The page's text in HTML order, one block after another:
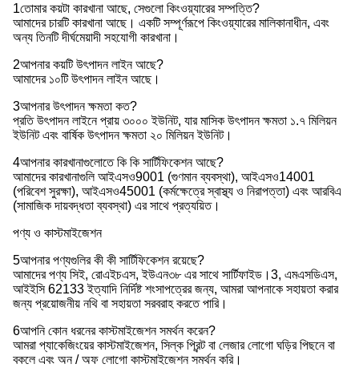
1তোমার কয়টা কারখানা আছে, সেগুলো কিংওয়্যারের সম্পত্তি?
আমাদের চারটি কারখানা আছে। একটি সম্পূর্ণরূপে কিংওয়্যারের মালিকানাধীন, এবং
অন্য তিনটি দীর্ঘমেয়াদী সহযোগী কারখানা।
2আপনার কয়টি উৎপাদন লাইন আছে?
আমাদের ১০টি উৎপাদন লাইন আছে।
3আপনার উৎপাদন ক্ষমতা কত?
প্রতি উৎপাদন লাইনে প্রায় ৩০০০ ইউনিট, যার মাসিক উৎপাদন ক্ষমতা ১.৭ মিলিয়ন
ইউনিট এবং বার্ষিক উৎপাদন ক্ষমতা ২০ মিলিয়ন ইউনিট।
4আপনার কারখানাগুলোতে কি কি সার্টিফিকেশন আছে?
আমাদের কারখানাগুলি আইএসও9001 (গুণমান ব্যবস্থা), আইএসও14001
(পরিবেশ সুরক্ষা), আইএসও45001 (কর্মক্ষেত্রে স্বাস্থ্য ও নিরাপত্তা) এবং আরবিএ
(সামাজিক দায়বদ্ধতা ব্যবস্থা) এর সাথে প্রত্যয়িত।
পণ্য ও কাস্টমাইজেশন
5আপনার পণ্যগুলির কী কী সার্টিফিকেশন রয়েছে?
আমাদের পণ্য সিই, রোএইচএস, ইউএন৩৮ এর সাথে সার্টিফাইড।3, এমএসডিএস,
আইইসি 62133 ইত্যাদি নির্দিষ্ট শংসাপত্রের জন্য, আমরা আপনাকে সহায়তা করার
জন্য প্রয়োজনীয় নথি বা সহায়তা সরবরাহ করতে পারি।
6আপনি কোন ধরনের কাস্টমাইজেশন সমর্থন করেন?
আমরা প্যাকেজিংয়ের কাস্টমাইজেশন, সিল্ক প্রিন্ট বা লেজার লোগো ঘড়ির পিছনে বা
বকলে এবং অন / অফ লোগো কাস্টমাইজেশন সমর্থন করি।